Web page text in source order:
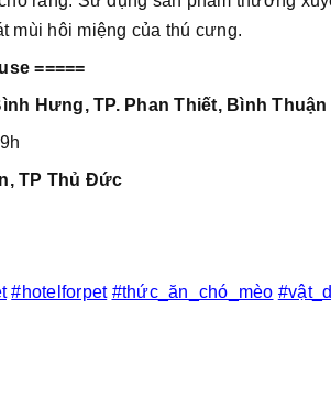
mùi hôi miệng của thú cưng.
=====
Hưng, TP. Phan Thiết, Bình Thuận
TP Thủ Đức
#hotelforpet #thức_ăn_chó_mèo